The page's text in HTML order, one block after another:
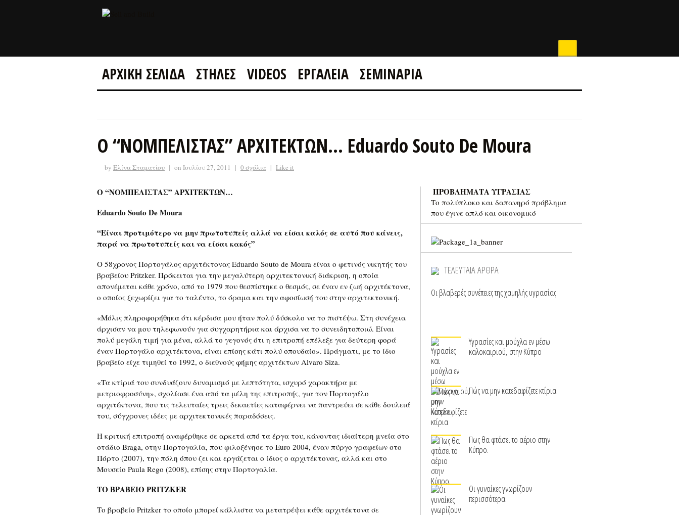
ΑΡΧΙΚΗ ΣΕΛΙΔΑ ΣΤΗΛΕΣ VIDEOS ΕΡΓΑΛΕΙΑ ΣΕΜΙΝΑΡΙΑ
Ο “ΝΟΜΠΕΛΙΣΤΑΣ” ΑΡΧΙΤΕΚΤΩΝ… Eduardo Souto De Moura
by Ελίνα Σταματίου | on Ιουλίου 27, 2011 | 0 σχόλια | Like it
Ο “ΝΟΜΠΕΛΙΣΤΑΣ” ΑΡΧΙΤΕΚΤΩΝ…
Eduardo Souto De Moura
“Είναι προτιμότερο να μην πρωτοτυπείς αλλά να είσαι καλός σε αυτό που κάνεις,
παρά να πρωτοτυπείς και να είσαι κακός”
Ο 58χρονος Πορτογάλος αρχιτέκτονας Eduardo Souto de Moura είναι ο φετινός νικητής του
βραβείου Pritzker. Πρόκειται για την μεγαλύτερη αρχιτεκτονική διάκριση, η οποία
απονέμεται κάθε χρόνο, από το 1979 που θεσπίστηκε ο θεσμός, σε έναν εν ζωή αρχιτέκτονα,
ο οποίος ξεχωρίζει για το ταλέντο, το όραμα και την αφοσίωσή του στην αρχιτεκτονική.
«Μόλις πληροφορήθηκα ότι κέρδισα μου ήταν πολύ δύσκολο να το πιστέψω. Στη συνέχεια
άρχισαν να μου τηλεφωνούν για συγχαρητήρια και άρχισα να το συνειδητοποιώ. Είναι
πολύ μεγάλη τιμή για μένα, αλλά το γεγονός ότι η επιτροπή επέλεξε για δεύτερη φορά
έναν Πορτογάλο αρχιτέκτονα, είναι επίσης κάτι πολύ σπουδαίο». Πράγματι, με το ίδιο
βραβείο είχε τιμηθεί το 1992, ο διεθνούς φήμης αρχιτέκτων Alvaro Siza.
«Τα κτίριά του συνδυάζουν δυναμισμό με λεπτότητα, ισχυρό χαρακτήρα με
μετριοφροσύνη», σχολίασε ένα από τα μέλη της επιτροπής, για τον Πορτογάλο
αρχιτέκτονα, που τις τελευταίες τρεις δεκαετίες καταφέρνει να παντρεύει σε κάθε δουλειά
του, σύγχρονες ιδέες με αρχιτεκτονικές παραδόσεις.
Η κριτική επιτροπή αναφέρθηκε σε αρκετά από τα έργα του, κάνοντας ιδιαίτερη μνεία στο
στάδιο Braga, στην Πορτογαλία, που φιλοξένησε το Euro 2004, έναν πύργο γραφείων στο
Πόρτο (2007), την πόλη όπου ζει και εργάζεται ο ίδιος ο αρχιτέκτονας, αλλά και στο
Μουσείο Paula Rego (2008), επίσης στην Πορτογαλία.
ΤΟ ΒΡΑΒΕΙΟ PRITZKER
Το βραβείο Pritzker το οποίο μπορεί κάλλιστα να μετατρέψει κάθε αρχιτέκτονα σε
ΠΡΟΒΛΗΜΑΤΑ ΥΓΡΑΣΙΑΣ
Το πολύπλοκο και δαπανηρό πρόβλημα
που έγινε απλό και οικονομικό
ΤΕΛΕΥΤΑΙΑ ΑΡΘΡΑ
Οι βλαβερές συνέπειες της χαμηλής υγρασίας
Υγρασίες και μούχλα εν μέσω
καλοκαιριού, στην Κύπρο
Πώς να μην κατεδαφίζετε κτίρια
Πως θα φτάσει το αέριο στην
Κύπρο.
Οι γυναίκες γνωρίζουν
περισσότερα.